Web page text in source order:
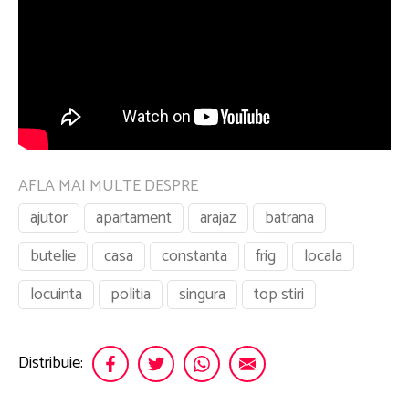
AFLA MAI MULTE DESPRE
ajutor
apartament arajaz
batrana
butelie
casa constanta frig
locala
locuinta
politia singura top stiri
Distribuie: